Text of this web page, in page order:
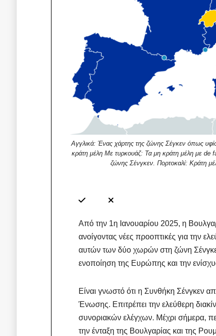
Αγγλικά: Ένας χάρτης της ζώνης Σέγκεν όπως
κράτη μέλη Με τυρκουάζ: Τα μη κράτη μέλη με de
ζώνης Σένγκεν. Πορτοκαλί: Κράτη
Από την 1η Ιανουαρίου 2025, η
ανοίγοντας νέες προοπτικές για την
αυτών των δύο χωρών στη ζώνη
ενοποίηση της Ευρώπης και την
Είναι γνωστό ότι η Συνθήκη Σένγκεν
Ένωσης. Επιτρέπει την ελεύθερη
συνοριακών ελέγχων. Μέχρι σήμερα,
την ένταξη της Βουλγαρίας και της